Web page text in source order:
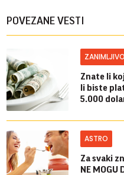
POVEZANE VESTI
Znate li
li biste
5.000
ASTRO
Za svaki
NE MOGU